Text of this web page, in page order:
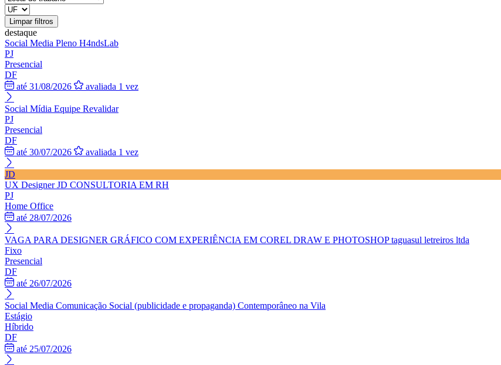
Limpar filtros
destaque
Social Media Pleno H4ndsLab
PJ
Presencial
DF
até 31/08/2026
avaliada 1 vez
Social Mídia Equipe Revalidar
PJ
Presencial
DF
até 30/07/2026
avaliada 1 vez
JD
UX Designer JD CONSULTORIA EM RH
PJ
Home Office
até 28/07/2026
VAGA PARA DESIGNER GRÁFICO COM EXPERIÊNCIA EM COREL DRAW E PHOTOSHOP taguasul letreiros ltda
Fixo
Presencial
DF
até 26/07/2026
Social Media Comunicação Social (publicidade e propaganda) Contemporâneo na Vila
Estágio
Híbrido
DF
até 25/07/2026